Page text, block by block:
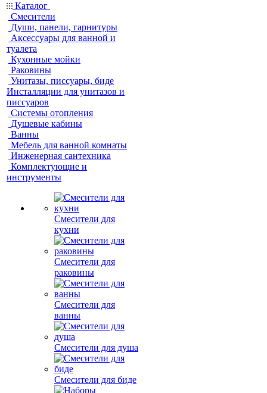
Каталог
Смесители
Души, панели, гарнитуры
Аксессуары для ванной и
туалета
Кухонные мойки
Раковины
Унитазы, писсуары, биде
Инсталляции для унитазов и
писсуаров
Системы отопления
Душевые кабины
Ванны
Мебель для ванной комнаты
Инженерная сантехника
Комплектующие и
инструменты
Смесители для
кухни
Смесители для
раковины
Смесители для
ванны
Смесители для душа
Смесители для биде